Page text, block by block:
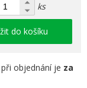
ks
do košíku
objednání je za